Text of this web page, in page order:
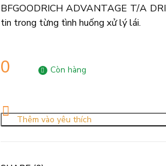
BFGOODRICH ADVANTAGE T/A
tin trong từng tình huống xử lý lái.
0 Còn hàng
Thêm vào yêu thích